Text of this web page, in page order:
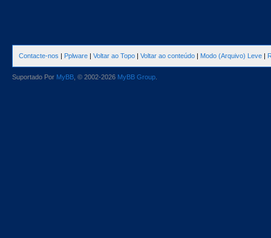
Contacte-nos | Pplware | Voltar ao Topo | Voltar ao conteúdo | Modo (Arquivo) Leve |
Suportado Por MyBB , © 2002-2026 MyBB Group